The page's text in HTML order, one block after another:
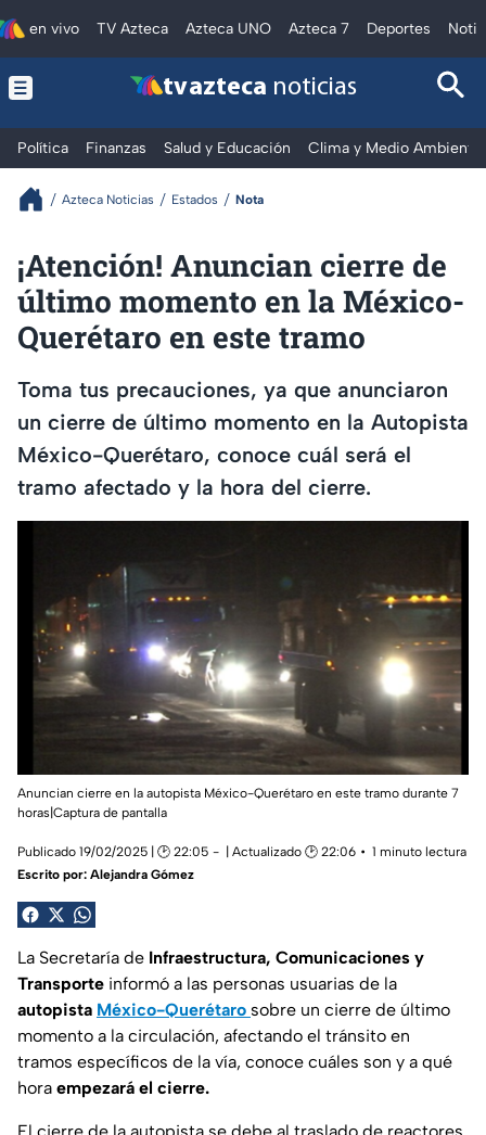
en vivo TV Azteca Azteca UNO Azteca 7 Deportes
tv azteca noticias
Política Finanzas Salud y Educación Clima y Medio Ambiente
Azteca Noticias Estados Nota
¡Atención! Anuncian cierre de
último momento en la México-
Querétaro en este tramo
Toma tus precauciones, ya que anunciaron
un cierre de último momento en la Autopista
México-Querétaro, conoce cuál será el
tramo afectado y la hora del cierre.
Anuncian cierre en la autopista México-Querétaro en este tramo durante 7
horas|Captura de pantalla
Publicado 19/02/2025 | 🕑 22:05 | Actualizado 🕑 22:06
1 minuto lectura
Escrito por: Alejandra Gómez
La Secretaría de Infraestructura, Comunicaciones y
Transporte informó a las personas usuarias de la
autopista México-Querétaro sobre un cierre de último
momento a la circulación, afectando el tránsito en
tramos específicos de la vía, conoce cuáles son y a qué
hora empezará el cierre.